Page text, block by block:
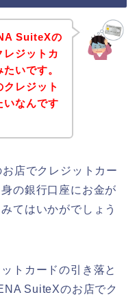
SuiteXの
レジットカ
いです。
レジット
いなんです
店でクレジットカー
の銀行口座にお金が
てはいかがでしょう
トカードの引き落と
SuiteXのお店でク